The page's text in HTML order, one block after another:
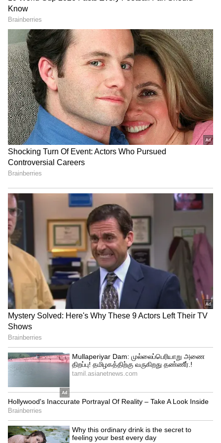
படைத்துள்ளார். அதாவது இந்திய
ரன்களை கடந்த முதல் வீரர் வைபவ்
சூர்யவன்ஷி ஆவார்.